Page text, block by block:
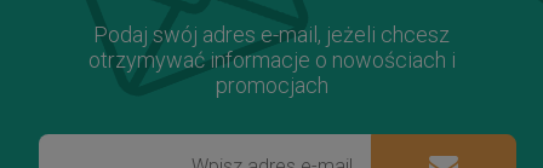
Podaj swój adres e-mail, jeżeli chcesz
otrzymywać informacje o nowościach i
promocjach